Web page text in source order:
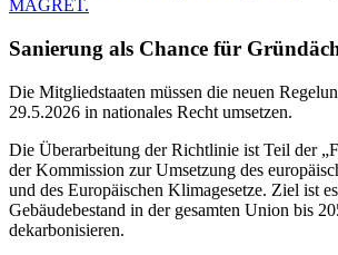
MAGRET.
Sanierung als Chance für
Die Mitgliedstaaten müssen die neuen
29.5.2026 in nationales Recht umsetzen.
Die Überarbeitung der Richtlinie ist Teil der
der Kommission zur Umsetzung des
und des Europäischen Klimagesetze. Ziel ist
Gebäudebestand in der gesamten Union bis
dekarbonisieren.